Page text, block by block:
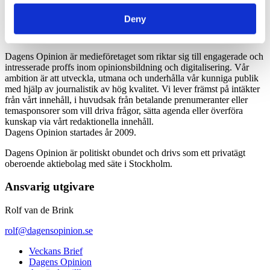
Deny
*Moms 6 procent tillkommer alla priser
Dagens Opinion är medieföretaget som riktar sig till engagerade och
intresserade proffs inom opinionsbildning och digitalisering. Vår
ambition är att utveckla, utmana och underhålla vår kunniga publik
med hjälp av journalistik av hög kvalitet. Vi lever främst på intäkter
från vårt innehåll, i huvudsak från betalande prenumeranter eller
temasponsorer som vill driva frågor, sätta agenda eller överföra
kunskap via vårt redaktionella innehåll.
Dagens Opinion startades år 2009.
Dagens Opinion är politiskt obundet och drivs som ett privatägt
oberoende aktiebolag med säte i Stockholm.
Ansvarig utgivare
Rolf van de Brink
rolf@dagensopinion.se
Veckans Brief
Dagens Opinion